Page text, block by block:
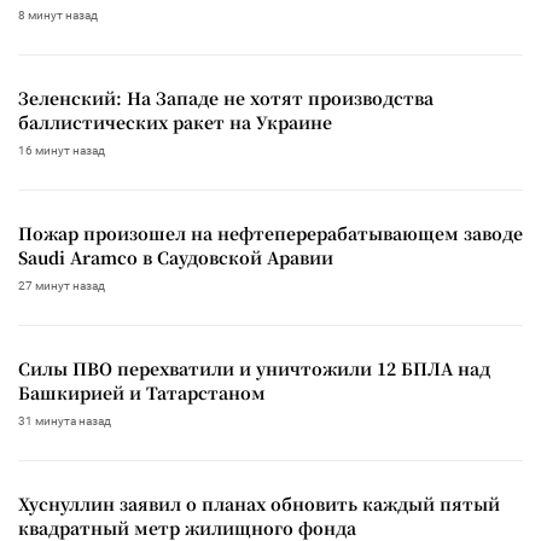
8 минут назад
Зеленский: На Западе не хотят производства
баллистических ракет на Украине
16 минут назад
Пожар произошел на нефтеперерабатывающем заводе
Saudi Aramco в Саудовской Аравии
27 минут назад
Силы ПВО перехватили и уничтожили 12 БПЛА над
Башкирией и Татарстаном
31 минута назад
Хуснуллин заявил о планах обновить каждый пятый
квадратный метр жилищного фонда